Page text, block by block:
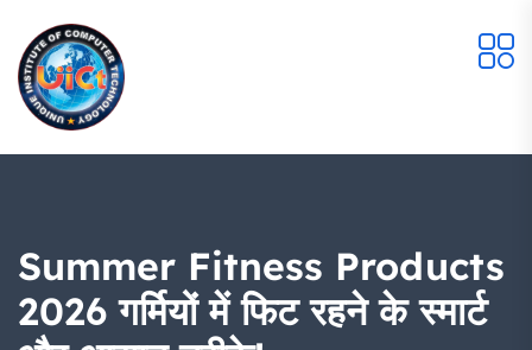
Summer Fitness Products
2026 गर्मियों में फिट रहने के स्मार्ट